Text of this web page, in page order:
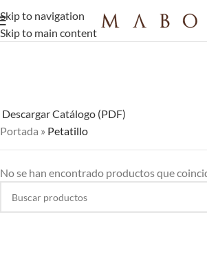
Skip to navigation
Skip to main content
Descargar Catálogo (PDF)
Portada » Petatillo
No se han encontrado productos que